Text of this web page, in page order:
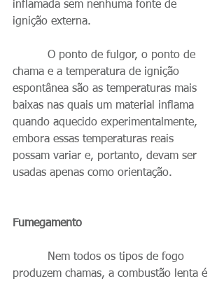
inflamada sem nenhuma fonte de
ignição externa.
chama e a temperatura de ignição
espontânea são as temperaturas mais
baixas nas quais um material inflama
quando aquecido experimentalmente,
embora essas temperaturas reais
possam variar e, portanto, devam ser
usadas apenas como orientação.
Fumegamento
produzem chamas, a combustão lenta é